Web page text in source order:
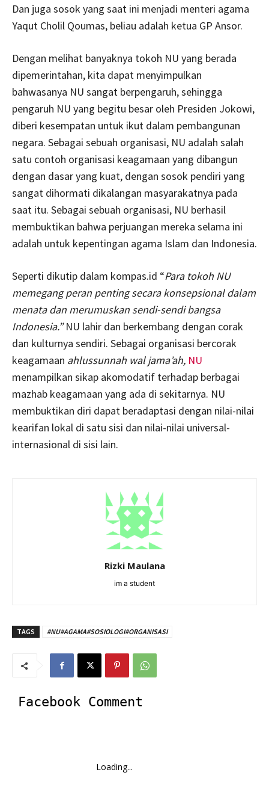
Dan juga sosok yang saat ini menjadi menteri agama
Yaqut Cholil Qoumas, beliau adalah ketua GP Ansor.
Dengan melihat banyaknya tokoh NU yang berada
dipemerintahan, kita dapat menyimpulkan
bahwasanya NU sangat berpengaruh, sehingga
pengaruh NU yang begitu besar oleh Presiden Jokowi,
diberi kesempatan untuk ikut dalam pembangunan
negara. Sebagai sebuah organisasi, NU adalah salah
satu contoh organisasi keagamaan yang dibangun
dengan dasar yang kuat, dengan sosok pendiri yang
sangat dihormati dikalangan masyarakatnya pada
saat itu. Sebagai sebuah organisasi, NU berhasil
membuktikan bahwa perjuangan mereka selama ini
adalah untuk kepentingan agama Islam dan Indonesia.
Seperti dikutip dalam kompas.id “Para tokoh NU
memegang peran penting secara konsepsional dalam
menata dan merumuskan sendi-sendi bangsa
Indonesia.”NU lahir dan berkembang dengan corak
dan kulturnya sendiri. Sebagai organisasi bercorak
keagamaan ahlussunnah wal jama’ah, NU
menampilkan sikap akomodatif terhadap berbagai
mazhab keagamaan yang ada di sekitarnya. NU
membuktikan diri dapat beradaptasi dengan nilai-nilai
kearifan lokal di satu sisi dan nilai-nilai universal-
internasional di sisi lain.
Rizki Maulana
im a student
TAGS #NU#AGAMA#SOSIOLOGI#ORGANISASI
Facebook Comment
Loading...